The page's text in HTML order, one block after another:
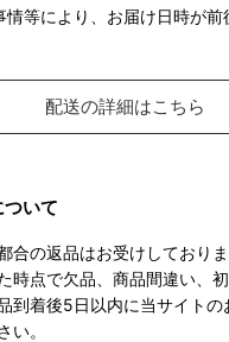
情等により、お届け日時が前
配送の詳細はこちら
いて
合の返品はお受けしておりま
時点で欠品、商品間違い、
到着後5日以内に当サイトの
い。